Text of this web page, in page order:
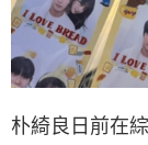
朴綺良日前在